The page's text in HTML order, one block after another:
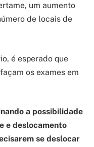
um aumento
de locais de
é esperado que
os exames em
a possibilidade
e deslocamento
se deslocar